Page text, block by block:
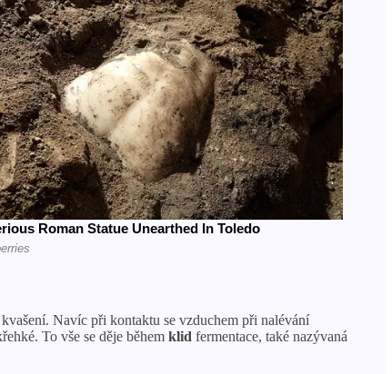
Navíc při kontaktu se vzduchem při nalévání
To vše se děje během klid fermentace, také nazývaná